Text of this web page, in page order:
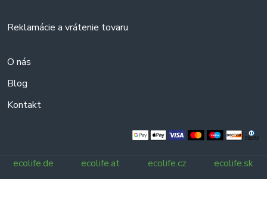
Reklamácie a vrátenie tovaru
O nás
Blog
Kontakt
ecolife.de ecolife.at ecolife.cz ecolife.sk